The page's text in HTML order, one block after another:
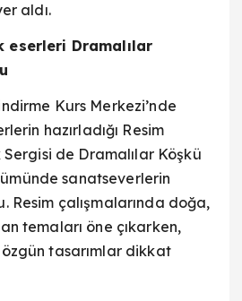
aldı.
eserleri Dramalılar
Kurs Merkezi’nde
hazırladığı Resim
de Dramalılar Köşkü
sanatseverlerin
Resim çalışmalarında doğa,
temaları öne çıkarken,
tasarımlar dikkat